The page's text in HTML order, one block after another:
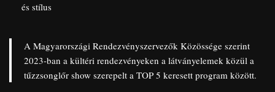
és stílus
A Magyarországi Rendezvényszervezők Közössége szerint
2023-ban a kültéri rendezvényeken a látványelemek közül a
tűzzsonglőr show szerepelt a TOP 5 keresett program között.